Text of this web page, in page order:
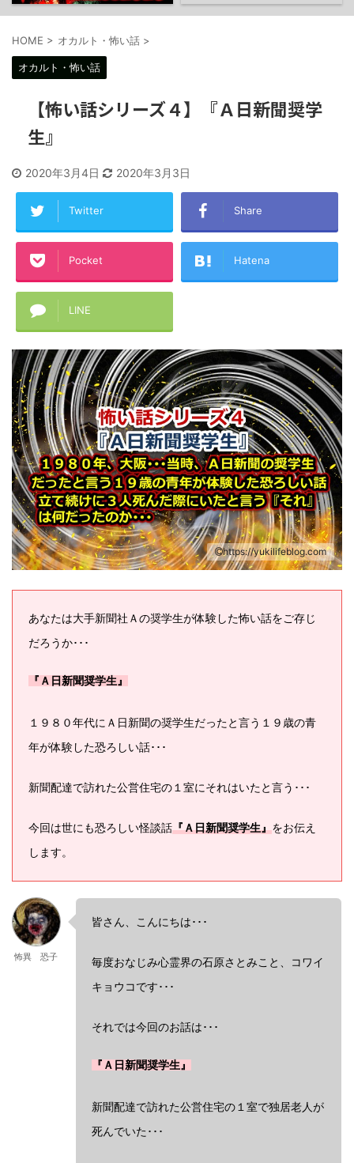
HOME > オカルト・怖い話 >
オカルト・怖い話
【怖い話シリーズ４】『Ａ日新聞奨学
生』
2020年3月4日 2020年3月3日
Twitter Share
Pocket Hatena
LINE
https://yukilifeblog.com
あなたは大手新聞社Ａの奨学生が体験した怖い話をご存じ
だろうか･･･
『Ａ日新聞奨学生』
１９８０年代にＡ日新聞の奨学生だったと言う１９歳の青
年が体験した恐ろしい話･･･
新聞配達で訪れた公営住宅の１室にそれはいたと言う･･･
今回は世にも恐ろしい怪談話『Ａ日新聞奨学生』をお伝え
します。
怖異 恐子
皆さん、こんにちは･･･
毎度おなじみ心霊界の石原さとみこと、コワイ
キョウコです･･･
それでは今回のお話は･･･
『Ａ日新聞奨学生』
新聞配達で訪れた公営住宅の１室で独居老人が
死んでいた･･･